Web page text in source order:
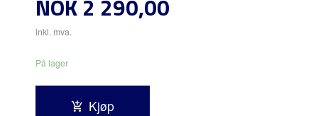
NOK2 290,00
inkl. mva.
På lager
Kjøp